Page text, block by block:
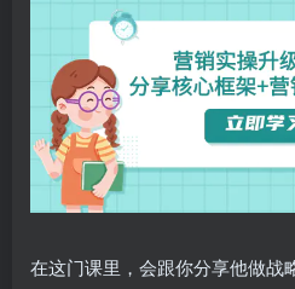
在这门课里，会跟你分享他做战